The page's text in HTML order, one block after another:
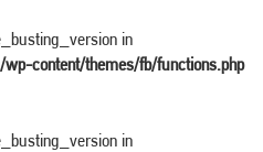
in
content/themes/fb/functions.php
in